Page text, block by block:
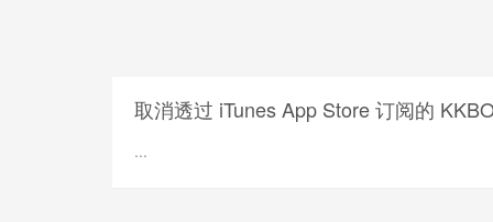
取消透过 iTunes App Store 订阅的
...